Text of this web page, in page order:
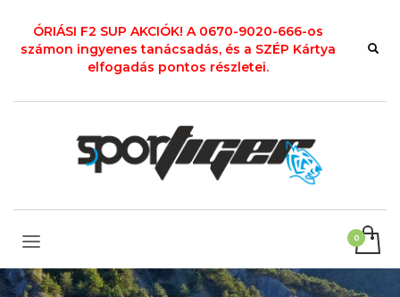
ÓRIÁSI F2 SUP AKCIÓK! A 0670-9020-666-os
számon ingyenes tanácsadás, és a SZÉP Kártya
elfogadás pontos részletei.